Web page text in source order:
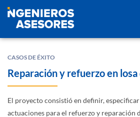
CASOS DE ÉXITO
Reparación y refuerzo en
El proyecto consistió en definir,
actuaciones para el refuerzo y reparación